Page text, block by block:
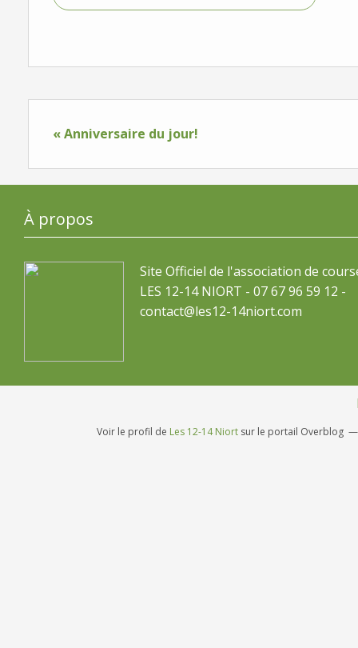
« Anniversaire du jour!
À propos
Site Officiel de l'association de
LES 12-14 NIORT - 07 67 96 59 12 -
contact@les12-14niort.com
Voir le profil de Les 12-14 Niort sur le portail Overblog